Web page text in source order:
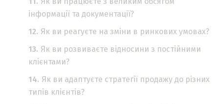
інформації та документації?
Як ви реагуєте на зміни в ринкових умовах?
Як ви розвиваєте відносини з постійними
клієнтами?
Як ви адаптуєте стратегії продажу до різних
типів клієнтів?